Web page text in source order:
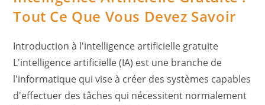
Tout Ce Que Vous Devez Savoir
Introduction à l'intelligence artificielle gratuite
L'intelligence artificielle (IA) est une branche de
l'informatique qui vise à créer des systèmes capables
d'effectuer des tâches qui nécessitent normalement